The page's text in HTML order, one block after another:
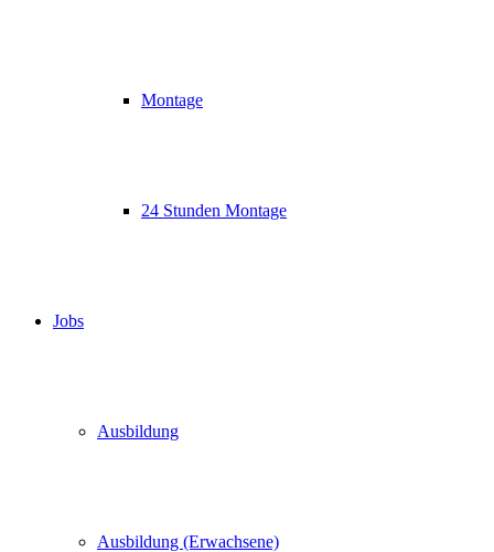
Montage
24 Stunden Montage
Jobs
Ausbildung
Ausbildung (Erwachsene)